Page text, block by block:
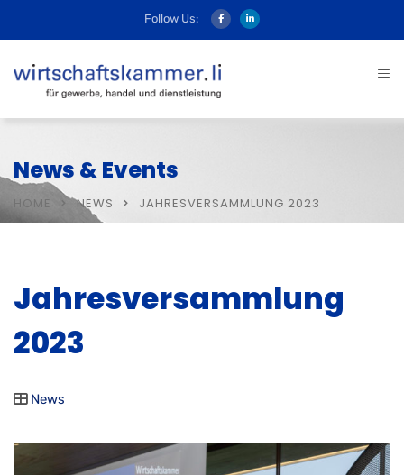
Follow Us:
News & Events
HOME NEWS JAHRESVERSAMMLUNG 2023
Jahresversammlung
2023
News